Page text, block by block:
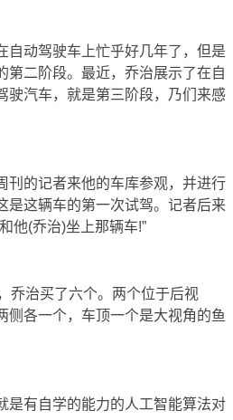
自动驾驶车上忙乎好几年了，但是
第二阶段。最近，乔治展示了在自
驶汽车，就是第三阶段，乃们来感
刊的记者来他的车库参观，并进行
是这辆车的第一次试驾。记者后来
他(乔治)坐上那辆车!”
乔治买了六个。两个位于后视
侧各一个，车顶一个是大视角的鱼
是有自学的能力的人工智能算法对